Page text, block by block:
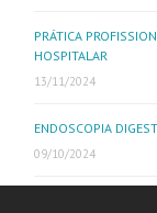
PRÁTICA
HOSPITALAR
13/11/2024
ENDOSCOPIA
09/10/2024